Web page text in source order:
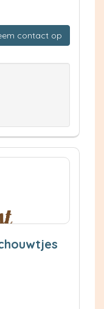
contact op